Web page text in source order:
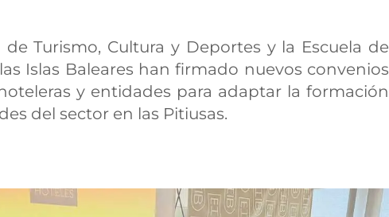
de Turismo, Cultura y Deportes y la Escuela de
Islas Baleares han firmado nuevos convenios
y entidades para adaptar la formación
del sector en las Pitiusas.